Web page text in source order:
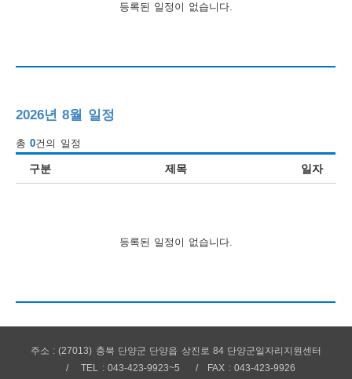
등록된 일정이 없습니다.
2026년 8월 일정
총0건의 일정
구분 제목 일자
등록된 일정이 없습니다.
주소 : (27013) 충북 단양군 단양읍 상진로 84 단양군일자리지원센터
TEL : 043-423-9923~5
FAX : 043-423-9926